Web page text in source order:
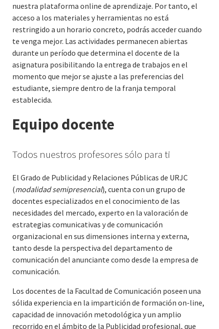
nuestra plataforma online de aprendizaje. Por tanto, el
acceso a los materiales y herramientas no está
restringido a un horario concreto, podrás acceder cuando
te venga mejor. Las actividades permanecen abiertas
durante un período que determina el docente de la
asignatura posibilitando la entrega de trabajos en el
momento que mejor se ajuste a las preferencias del
estudiante, siempre dentro de la franja temporal
establecida.
Equipo docente
Todos nuestros profesores sólo para ti
El Grado de Publicidad y Relaciones Públicas de URJC
(modalidad semipresencial), cuenta con un grupo de
docentes especializados en el conocimiento de las
necesidades del mercado, experto en la valoración de
estrategias comunicativas y de comunicación
organizacional en sus dimensiones interna y externa,
tanto desde la perspectiva del departamento de
comunicación del anunciante como desde la empresa de
comunicación.
Los docentes de la Facultad de Comunicación poseen una
sólida experiencia en la impartición de formación on-line,
capacidad de innovación metodológica y un amplio
recorrido en el ámbito de la Publicidad profesional, que